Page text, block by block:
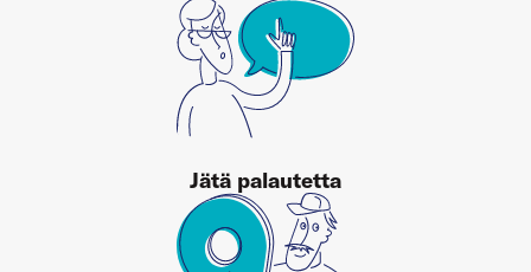
Jätä palautetta